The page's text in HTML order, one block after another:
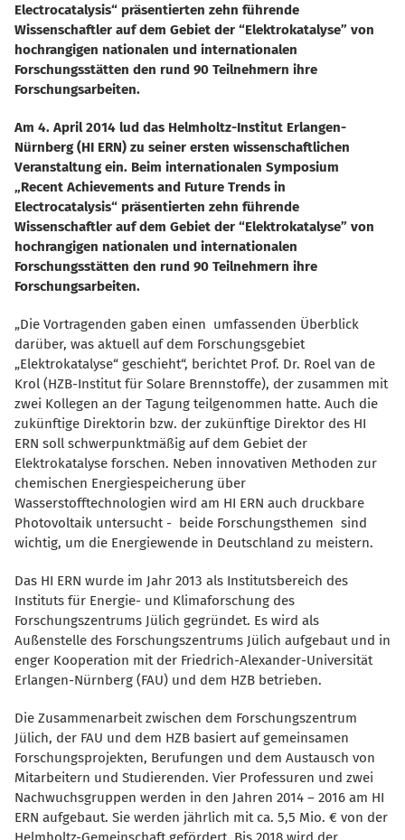
Electrocatalysis“ präsentierten zehn führende
Wissenschaftler auf dem Gebiet der “Elektrokatalyse” von
hochrangigen nationalen und internationalen
Forschungsstätten den rund 90 Teilnehmern ihre
Forschungsarbeiten.
Am 4. April 2014 lud das Helmholtz-Institut Erlangen-
Nürnberg (HI ERN) zu seiner ersten wissenschaftlichen
Veranstaltung ein. Beim internationalen Symposium
Recent Achievements and Future Trends in
Electrocatalysis“ präsentierten zehn führende
Wissenschaftler auf dem Gebiet der “Elektrokatalyse” von
hochrangigen nationalen und internationalen
Forschungsstätten den rund 90 Teilnehmern ihre
Forschungsarbeiten.
Die Vortragenden gaben einen umfassenden Überblick
darüber, was aktuell auf dem Forschungsgebiet
Elektrokatalyse“ geschieht“, berichtet Prof. Dr. Roel van de
Krol (HZB-Institut für Solare Brennstoffe), der zusammen mit
zwei Kollegen an der Tagung teilgenommen hatte. Auch die
zukünftige Direktorin bzw. der zukünftige Direktor des HI
ERN soll schwerpunktmäßig auf dem Gebiet der
Elektrokatalyse forschen. Neben innovativen Methoden zur
chemischen Energiespeicherung über
Wasserstofftechnologien wird am HI ERN auch druckbare
Photovoltaik untersucht - beide Forschungsthemen sind
wichtig, um die Energiewende in Deutschland zu meistern.
Das HI ERN wurde im Jahr 2013 als Institutsbereich des
Instituts für Energie- und Klimaforschung des
Forschungszentrums Jülich gegründet. Es wird als
Außenstelle des Forschungszentrums Jülich aufgebaut und in
enger Kooperation mit der Friedrich-Alexander-Universität
Erlangen-Nürnberg (FAU) und dem HZB betrieben.
Die Zusammenarbeit zwischen dem Forschungszentrum
Jülich, der FAU und dem HZB basiert auf gemeinsamen
Forschungsprojekten, Berufungen und dem Austausch von
Mitarbeitern und Studierenden. Vier Professuren und zwei
Nachwuchsgruppen werden in den Jahren 2014 – 2016 am HI
ERN aufgebaut. Sie werden jährlich mit ca. 5,5 Mio. € von der